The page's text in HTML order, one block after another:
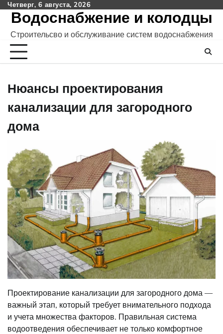
Skip
content
Четверг, 6 августа, 2026
Водоснабжение и колодцы
Строительсво и обслуживание систем водоснабжения
Нюансы проектирования
канализации для загородного
дома
Проектирование канализации для загородного дома —
важный этап, который требует внимательного подхода
и учета множества факторов. Правильная система
водоотведения обеспечивает не только комфортное